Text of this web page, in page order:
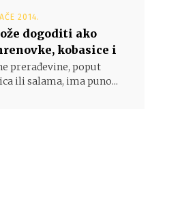
2014.
dogoditi ako
kobasice i
prerađevine, poput
ili salama, ima puno...